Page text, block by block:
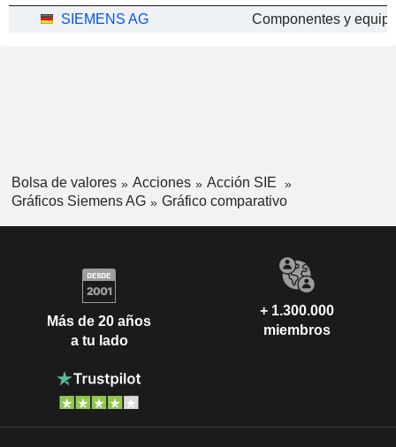
SIEMENS AG
Bolsa de valores Acciones
Acción SIE
Gráficos Siemens AG
Gráfico comparativo
Más de 20 años
a tu lado
+ 1.300.000
miembros